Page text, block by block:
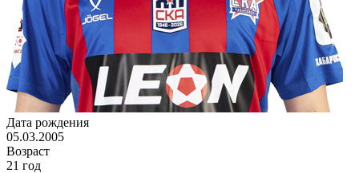
Дата рождения
05.03.2005
Возраст
21 год